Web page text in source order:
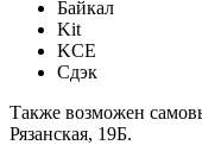
Байкал
Kit
KCE
Сдэк
Также возможен
Рязанская, 19Б.